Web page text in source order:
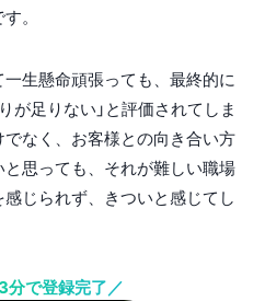
。
生懸命頑張っても、最終的に
が足りない」と評価されてしま
なく、お客様との向き合い方
思っても、それが難しい職場
じられず、きついと感じてし
分で登録完了／